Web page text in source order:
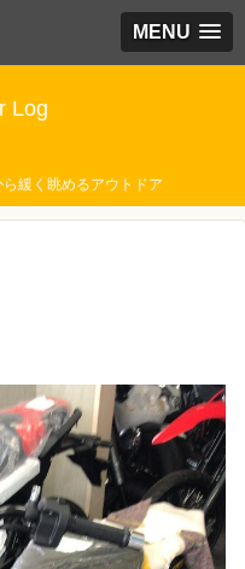
MENU
Log
緩く眺めるアウトドア